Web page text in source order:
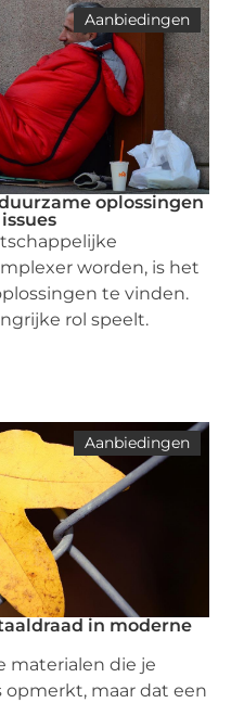
Aanbiedingen
oplossingen
worden, is het
te vinden.
rol speelt.
Aanbiedingen
in moderne
materialen die je
maar dat een